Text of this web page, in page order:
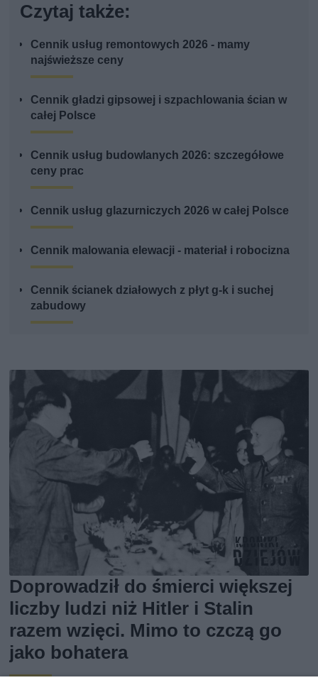
Czytaj także:
Cennik usług remontowych 2026 - mamy
najświeższe ceny
Cennik gładzi gipsowej i szpachlowania ścian w
całej Polsce
Cennik usług budowlanych 2026: szczegółowe
ceny prac
Cennik usług glazurniczych 2026 w całej Polsce
Cennik malowania elewacji - materiał i robocizna
Cennik ścianek działowych z płyt g-k i suchej
zabudowy
Doprowadził do śmierci większej
liczby ludzi niż Hitler i Stalin
razem wzięci. Mimo to czczą go
jako bohatera